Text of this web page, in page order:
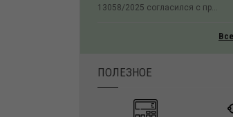
13058/2025 согласился с пр...
ПОЛЕЗНОЕ